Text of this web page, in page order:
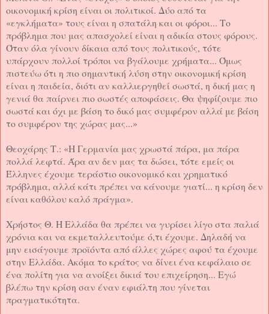
οικονομική κρίση είναι οι πολιτικοί. Δύο από τα
«εγκλήματα» τους είναι η σπατάλη και οι φόροι... Το
πρόβλημα που μας απασχολεί είναι η αδικία στους φόρους.
Όταν όλα γίνουν δίκαια από τους πολιτικούς, τότε
υπάρχουν πολλοί τρόποι να βγάλουμε χρήματα... Όμως
πιστεύω ότι η πιο σημαντική λύση στην οικονομική κρίση
είναι η παιδεία, διότι αν καλλιεργηθεί σωστά, η δική μας η
γενιά θα παίρνει πιο σωστές αποφάσεις. Θα ψηφίζουμε πιο
σωστά και όχι με βάση το δικό μας συμφέρον αλλά με βάση
το συμφέρον της χώρας μας...»
Θεοχάρης Τ.: «Η Γερμανία μας χρωστά πάρα, μα πάρα
πολλά λεφτά. Άρα αν δεν μας τα δώσει, τότε εμείς οι
Έλληνες έχουμε τεράστιο οικονομικό και χρηματικό
πρόβλημα, αλλά κάτι πρέπει να κάνουμε γιατί... η κρίση δεν
είναι καθόλου καλό πράγμα».
Χρήστος Θ. Η Ελλάδα θα πρέπει να γυρίσει λίγο στα παλιά
χρόνια και να εκμεταλλευτούμε ό,τι έχουμε. Δηλαδή να
μην εισάγουμε προϊόντα από άλλες χώρες αφού τα έχουμε
στην Ελλάδα. Ακόμα το κράτος να δίνει ένα κεφάλαιο σε
ένα πολίτη για να ανοίξει δικιά του επιχείρηση... Εγώ
βλέπω την κρίση σαν έναν εφιάλτη που γίνεται
πραγματικότητα.